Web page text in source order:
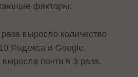
факторы.
выросло количество
Яндекса и Google.
почти в 3 раза.